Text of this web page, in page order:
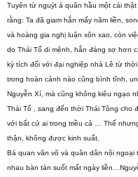
Tuyên từ nguýt á quân hầu một cái
rằng: Ta đã giam hắn mấy năm liền,
và hoàng gia nghị luận xôn xao, còn
do Thái Tổ di mệnh, hắn đáng sợ hơn
kỳ tích đối với đại nghiệp nhà Lê từ
trong hoàn cảnh nào cũng bình tĩnh,
Nguyễn Xí, mà cũng không kiêu ngạo
Thái Tổ , sang đến thời Thái Tông cho
với bất cứ ai trong triều cả … Thế
thận, không được kinh suất.
Bá quan văn võ và quân dân nội
nhau bàn tán suốt mất ngày